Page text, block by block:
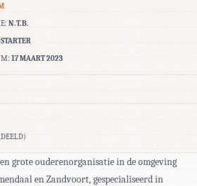
N.T.B.
STARTER
17 MAART 2023
grote ouderenorganisatie in de omgeving
en Zandvoort, gespecialiseerd in